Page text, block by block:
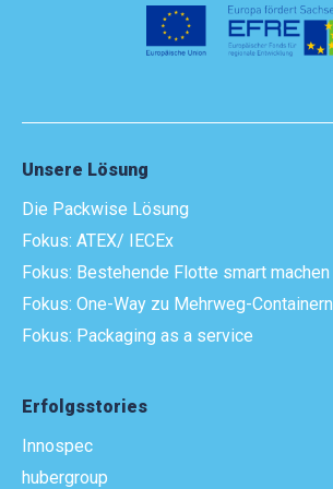
Unsere Lösung
Die Packwise Lösung
Fokus: ATEX/ IECEx
Fokus: Bestehende Flotte smart machen
Fokus: One-Way zu Mehrweg-Containern
Fokus: Packaging as a service
Erfolgsstories
Innospec
hubergroup